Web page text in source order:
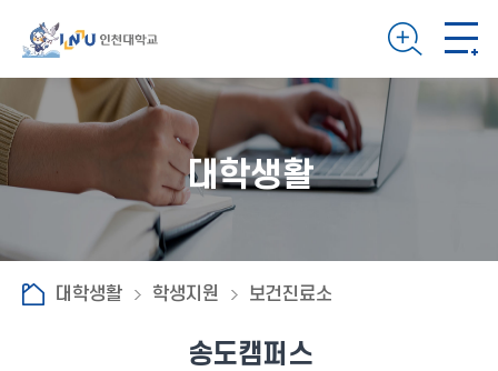
대학생활
대학생활 학생지원 보건진료소
송도캠퍼스